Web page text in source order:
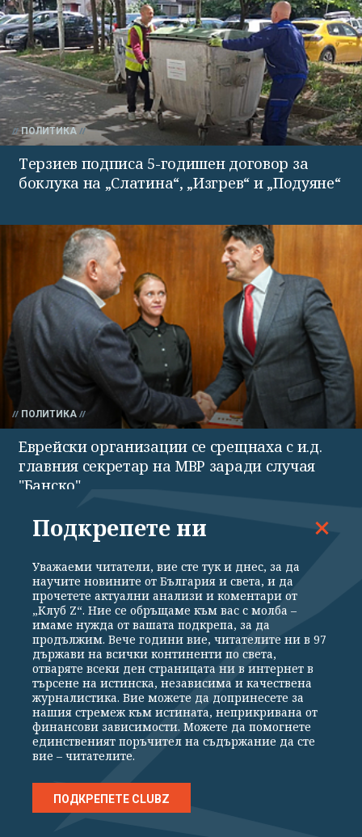
ПОЛИТИКА
Терзиев подписа 5-годишен договор за
боклука на „Слатина“, „Изгрев“ и „Подуяне“
ПОЛИТИКА
Еврейски организации се срещнаха с и.д.
главния секретар на МВР заради случая
"Банско"
ВСИЧКИ НОВИНИ ПОЛИТИКА ИКОНОМИКА
СПОРТ КУЛТУРА ТЕХНОЛОГИИ КАЛЕЙДОСКОП
МНЕНИЯ
Общи условия
Политика за поверителност
Реклама
Партньори
Подкрепете ни
Уважаеми читатели, вие сте тук и днес, за да
научите новините от България и света, и да
прочетете актуални анализи и коментари от
„Клуб Z“. Ние се обръщаме към вас с молба –
имаме нужда от вашата подкрепа, за да
продължим. Вече години вие, читателите ни в 97
държави на всички континенти по света,
отваряте всеки ден страницата ни в интернет в
търсене на истинска, независима и качествена
журналистика. Вие можете да допринесете за
нашия стремеж към истината, неприкривана от
финансови зависимости. Можете да помогнете
единственият поръчител на съдържание да сте
вие – читателите.
ПОДКРЕПЕТЕ CLUBZ